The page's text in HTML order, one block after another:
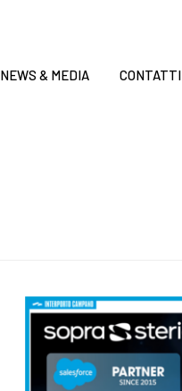
NEWS & MEDIA CONTATTI